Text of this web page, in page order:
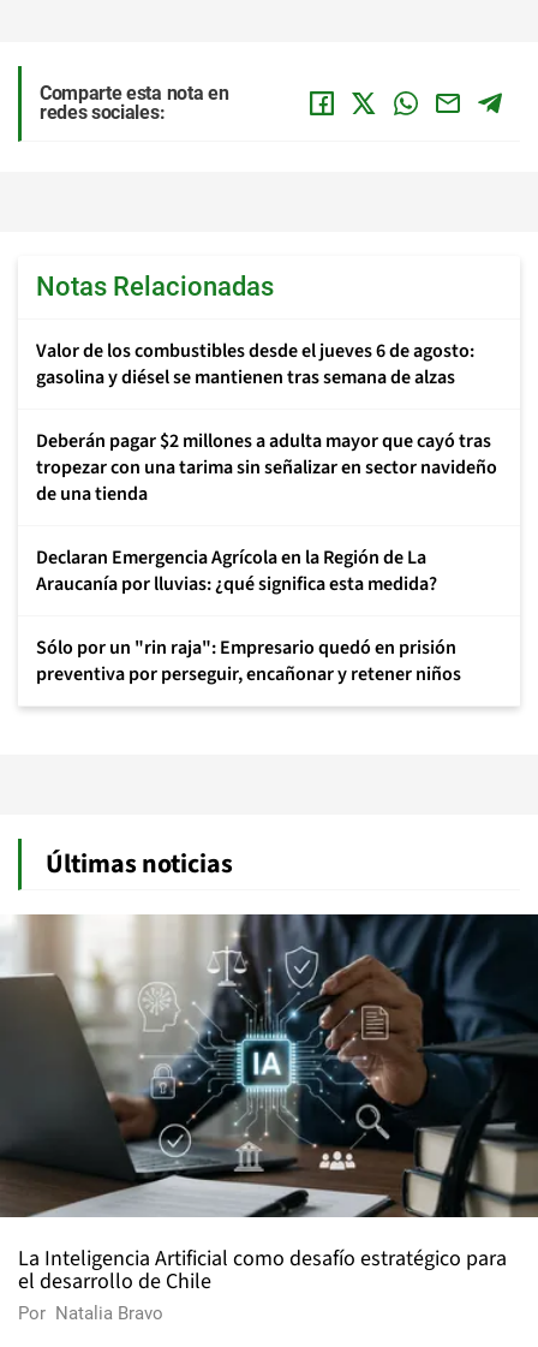
Comparte esta nota en
redes sociales:
Notas Relacionadas
Valor de los combustibles desde el jueves 6 de agosto:
gasolina y diésel se mantienen tras semana de alzas
Deberán pagar $2 millones a adulta mayor que cayó tras
tropezar con una tarima sin señalizar en sector navideño
de una tienda
Declaran Emergencia Agrícola en la Región de La
Araucanía por lluvias: ¿qué significa esta medida?
Sólo por un "rin raja": Empresario quedó en prisión
preventiva por perseguir, encañonar y retener niños
Últimas noticias
La Inteligencia Artificial como desafío estratégico para
el desarrollo de Chile
Por Natalia Bravo